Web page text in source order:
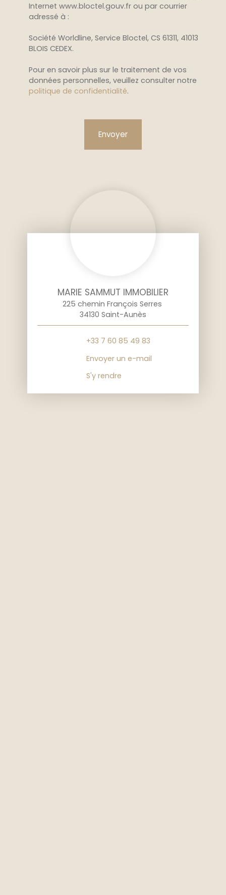
Internet www.bloctel.gouv.fr ou par courrier
adressé à :
Société Worldline, Service Bloctel, CS 61311, 41013
BLOIS CEDEX.
Pour en savoir plus sur le traitement de vos
données personnelles, veuillez consulter notre
politique de confidentialité.
Envoyer
MARIE SAMMUT IMMOBILIER
225 chemin François Serres
34130 Saint-Aunès
+33 7 60 85 49 83
Envoyer un e-mail
S'y rendre